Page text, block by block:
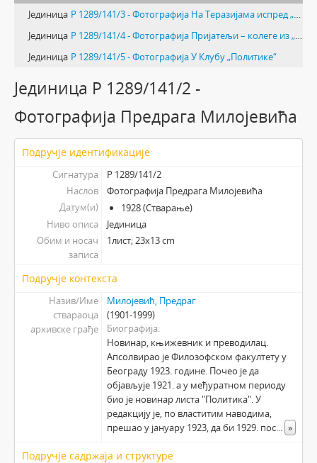
Јединица Р 1289/141/3 - Фотографија На Теразијама испред „Прашке банке“
Јединица Р 1289/141/4 - Фотографија Пријатељи – колеге из „Политике“ на окупу у кафани „Бумс келер“, Зетска 2
Јединица Р 1289/141/5 - Фотографија У Клубу „Политике“
Јединица Р 1289/141/2 -
Фотографија Предрага Милојевића
Подручје идентификације
Сигнатура
Р 1289/141/2
Наслов
Фотографија Предрага Милојевића
Датум(и)
1928 (Стварање)
Ниво описа
Јединица
Обим и носач
записа
1лист; 23х13 cm
Подручје контекста
Назив/Име
ствараоца
архивске грађе
Милојевић, Предраг
(1901-1999)
Биографија
Новинар, књижевник и преводилац.
Апсолвирао је Филозофском факултету у
Београду 1923. године. Почео је да
објављује 1921. а у међуратном периоду
био је новинар листа "Политика". У
редакцију је, по властитим наводима,
прешао у јануару 1923, да би 1929. пос... »
Подручје садржаја и структуре